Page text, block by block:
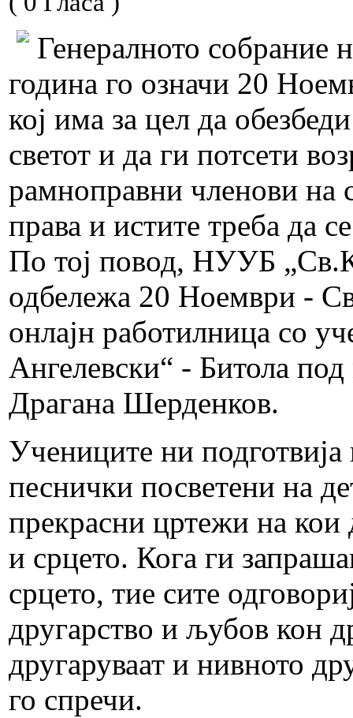
Генералното собрание
година го означи 20
кој има за цел да
светот и да ги потсети
рамноправни членови на
права и истите треба да
По тој повод, НУУБ
одбележа 20 Ноември -
онлајн работилница со
Ангелевски“ - Битола
Драгана Шерденков.
Учениците ни
песнички посветени на
прекрасни цртежи на
и срцето. Кога ги
срцето, тие сите
другарство и љубов кон
другаруваат и нивното
го спречи.